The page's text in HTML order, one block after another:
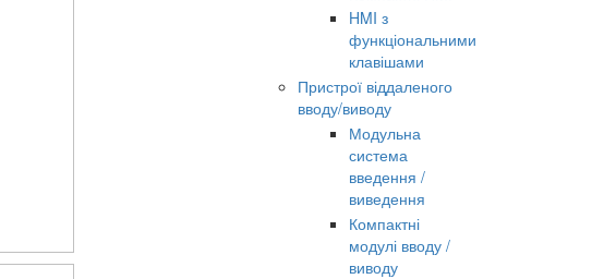
HMI з
функціональними
клавішами
Пристрої віддаленого
вводу/виводу
Модульна
система
введення /
виведення
Компактні
модулі вводу /
виводу